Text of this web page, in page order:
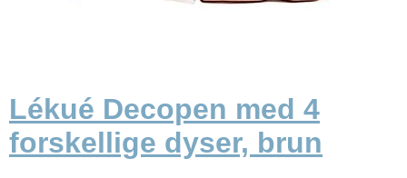
Lékué Decopen med 4
forskellige dyser, brun